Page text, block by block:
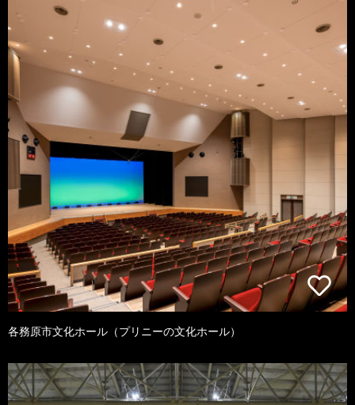
各務原市文化ホール（プリニーの文化ホール）